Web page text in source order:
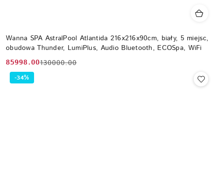
Wanna SPA AstralPool Atlantida 216x216x90cm, biały, 5 miejsc,
obudowa Thunder, LumiPlus, Audio Bluetooth, ECOSpa, WiFi
Cena
promocyjna:
85998.00
Cena
przed
130000.00
-34%